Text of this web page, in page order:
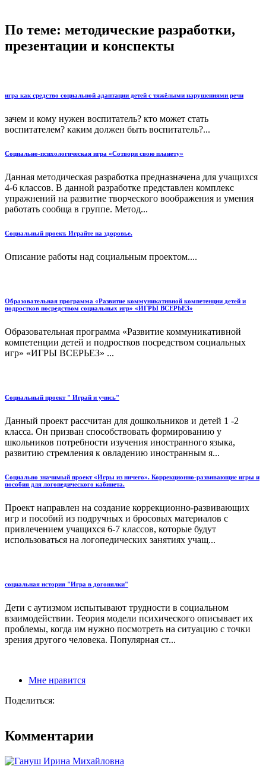
По теме: методические разработки,
презентации и конспекты
игра как средство социальной адаптации детей с тяжёлыми нарушениями речи
зачем и кому нужен воспитатель? кто может стать
воспитателем? каким должен быть воспитатель?...
Социально-психологическая игра «Сотвори свою планету»
Данная методическая разработка предназначена для учащихся
4-6 классов. В данной разработке представлен комплекс
упражнений на развитие творческого воображения и умения
работать сообща в группе. Метод...
Социальный проект. Играйте на здоровье.
Описание работы над социальным проектом....
Образовательная программа «Развитие коммуникативной компетенции детей и
подростков посредством социальных игр» «ИГРЫ ВСЕРЬЕЗ»
Образовательная программа «Развитие коммуникативной
компетенции детей и подростков посредством социальных
игр» «ИГРЫ ВСЕРЬЕЗ» ...
Социальный проект " Играй и учись"
Данный проект рассчитан для дошкольников и детей 1 -2
класса. Он призван способствовать формированию у
школьников потребности изучения иностранного языка,
развитию стремления к овладению иностранным я...
Социально значимый проект «Игры из ничего». Коррекционно-развивающие игры и
пособия для логопедического кабинета.
Проект направлен на создание коррекционно-развивающих
игр и пособий из подручных и бросовых материалов с
привлечением учащихся 6-7 классов, которые будут
использоваться на логопедических занятиях учащ...
социальная история "Игра в догонялки"
Дети с аутизмом испытывают трудности в социальном
взаимодействии. Теория модели психического описывает их
проблемы, когда им нужно посмотреть на ситуацию с точки
зрения другого человека. Популярная ст...
Мне нравится
Поделиться:
Комментарии